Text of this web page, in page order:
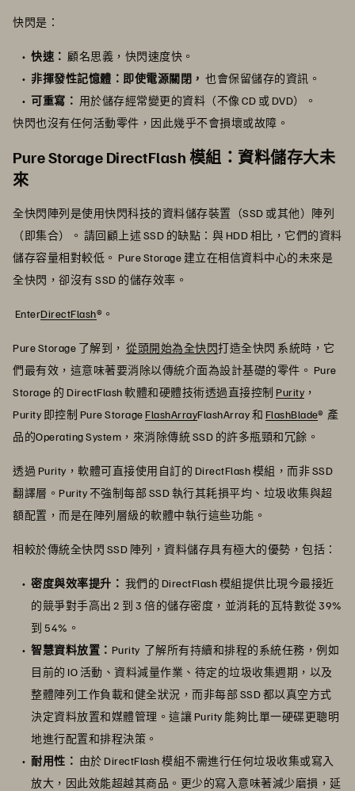
快閃是：
快速： 顧名思義，快閃速度快。
非揮發性記憶體：即使電源關閉， 也會保留儲存的資訊。
可重寫： 用於儲存經常變更的資料（不像 CD 或 DVD）。
快閃也沒有任何活動零件，因此幾乎不會損壞或故障。
Pure Storage DirectFlash 模組：資料儲存大未
來
全快閃陣列是使用快閃科技的資料儲存裝置（SSD 或其他）陣列
（即集合）。 請回顧上述 SSD 的缺點：與 HDD 相比，它們的資料
儲存容量相對較低。 Pure Storage 建立在相信資料中心的未來是
全快閃，卻沒有 SSD 的儲存效率。
EnterDirectFlash®。
Pure Storage 了解到， 從頭開始為全快閃打造全快閃 系統時，它
們最有效，這意味著要消除以傳統介面為設計基礎的零件。 Pure
Storage 的 DirectFlash 軟體和硬體技術透過直接控制 Purity ，
Purity 即控制 Pure StorageFlashArrayFlashArray 和 FlashBlade® 產
品的Operating System，來消除傳統 SSD 的許多瓶頸和冗餘。
透過 Purity，軟體可直接使用自訂的 DirectFlash 模組，而非 SSD
翻譯層。Purity 不強制每部 SSD 執行其耗損平均、垃圾收集與超
額配置，而是在陣列層級的軟體中執行這些功能。
相較於傳統全快閃 SSD 陣列，資料儲存具有極大的優勢，包括：
密度與效率提升： 我們的 DirectFlash 模組提供比現今最接近
的競爭對手高出 2 到 3 倍的儲存密度，並消耗的瓦特數從 39%
到 54%。
智慧資料放置： Purity 了解所有持續和排程的系統任務，例如
目前的 IO 活動、資料減量作業、待定的垃圾收集週期，以及
整體陣列工作負載和健全狀況，而非每部 SSD 都以真空方式
決定資料放置和媒體管理。這讓 Purity 能夠比單一硬碟更聰明
地進行配置和排程決策。
耐用性： 由於 DirectFlash 模組不需進行任何垃圾收集或寫入
放大，因此效能超越其商品。更少的寫入意味著減少磨損，延